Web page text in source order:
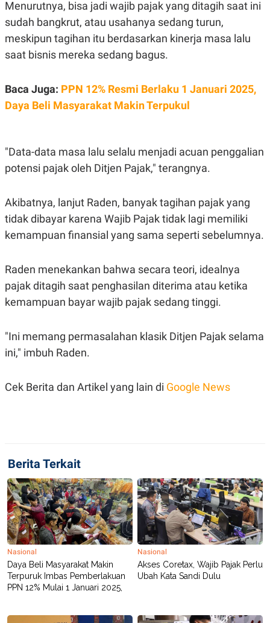
S
A
T
A
T
A
A
G
E
O
N
T
I
P
S
JARINGAN
K
O
N
T
C
A
D
E
P
R
E
S
L
E
A
S
D
L
G
G
T
K
K
E
R
E
N
E
P
A
P
E
R
A
D
V
E
R
T
I
S
I
N
G
Menurutnya, bisa jadi wajib pajak yang ditagih saat ini
sudah bangkrut, atau usahanya sedang turun,
meskipun tagihan itu berdasarkan kinerja masa lalu
saat bisnis mereka sedang bagus.
Baca Juga: PPN 12% Resmi Berlaku 1 Januari 2025,
Daya Beli Masyarakat Makin Terpukul
"Data-data masa lalu selalu menjadi acuan penggalian
potensi pajak oleh Ditjen Pajak," terangnya.
Akibatnya, lanjut Raden, banyak tagihan pajak yang
tidak dibayar karena Wajib Pajak tidak lagi memiliki
kemampuan finansial yang sama seperti sebelumnya.
Raden menekankan bahwa secara teori, idealnya
pajak ditagih saat penghasilan diterima atau ketika
kemampuan bayar wajib pajak sedang tinggi.
"Ini memang permasalahan klasik Ditjen Pajak selama
ini," imbuh Raden.
Cek Berita dan Artikel yang lain di Google News
Berita Terkait
Nasional
Daya Beli Masyarakat Makin
Terpuruk Imbas Pemberlakuan
PPN 12% Mulai 1 Januari 2025,
Nasional
Akses Coretax, Wajib Pajak Perlu
Ubah Kata Sandi Dulu